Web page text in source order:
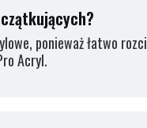
ponieważ łatwo
Acryl.